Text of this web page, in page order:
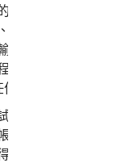
資料，亦不傳輸或
損害名譽或侵犯他
內含軟體病毒或其
式 (例如：特洛伊木
材料。
以未經授權的方式
戶，或連線至服務
干擾或中斷連線至